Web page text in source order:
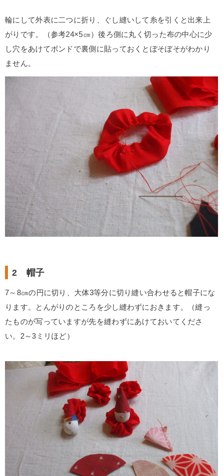
輪にして外表に二つに折り、ぐし縫いして糸を引くと出来上
がりです。（参考24×5㎝）後ろ側に丸く切った布の中心に少
し穴をあけてボンドで裏側に貼っておくとぼそぼそがわかり
ません。
2 帽子
7～8㎝の円に切り、大体3等分に切り縫い合わせると帽子にな
ります。とんがりのところを少し縫わずにおきます。（縫っ
たものが写っていますが先を縫わずにあけておいてくださ
い。2～3ミリほど）